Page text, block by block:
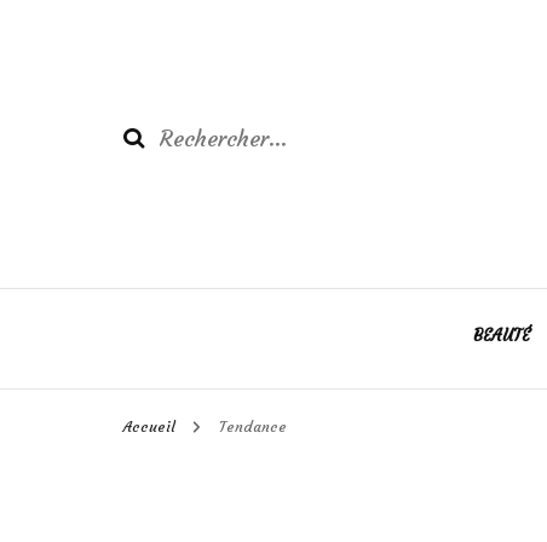
Rechercher :
BEAUTÉ
Accueil Tendance